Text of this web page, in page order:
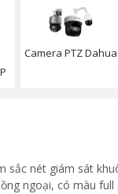
Camera PTZ Dahua
sắc nét giám sát
ngoại, có màu